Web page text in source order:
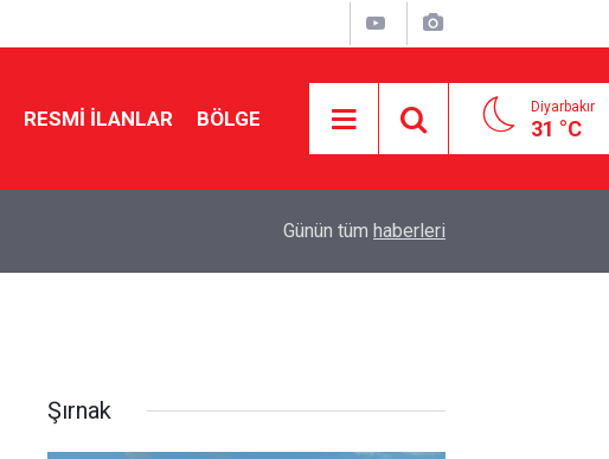
RESMI İLANLAR BÖLGE Diyarbakır
31 °C
Erdoğan’dan Mekke Anlaşması açıklaması
Günün tüm haberleri
Şırnak